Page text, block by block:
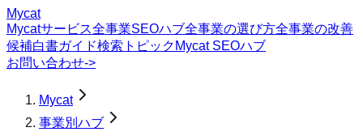
Mycat
Mycatサービス全事業SEOハブ全事業の選び方全事業の改善
候補白書ガイド検索トピック Mycat SEOハブ
お問い合わせ->
Mycat
事業別ハブ